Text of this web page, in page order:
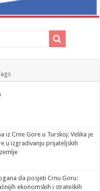
iz Crne Gore u Turskoj: Velika je
u izgrađivanju prijateljskih
da posjeti Crnu Goru:
ekonomskih i strateških